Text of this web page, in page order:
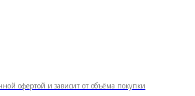
офертой и зависит от объёма покупки